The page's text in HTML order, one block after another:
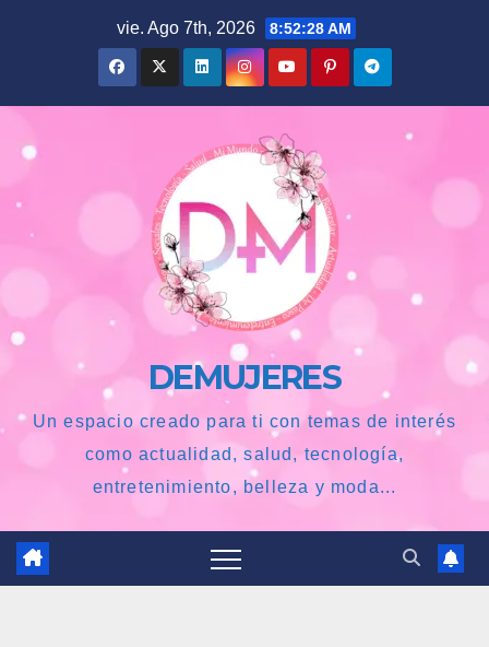
vie. Ago 7th, 2026 8:52:30 AM
DEMUJERES
Un espacio creado para ti con temas de interés
como actualidad, salud, tecnología,
entretenimiento, belleza y moda...